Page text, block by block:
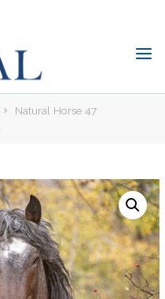
Natural Horse 47